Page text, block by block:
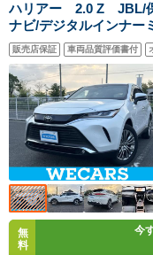
ハリアー 2.0 Z JBL/保
ナビ/デジタルインナー
ートヒーター 前席/パノ
防止支援システム/シー
販売店保証 車両品質評価書付
無
料
今